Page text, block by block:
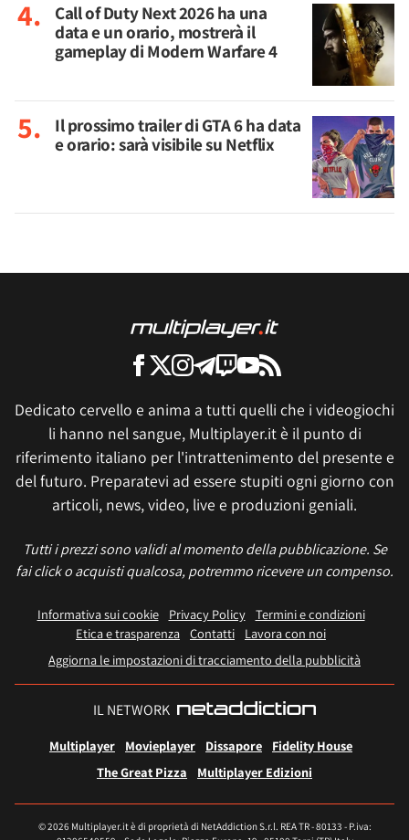
Call of Duty Next 2026 ha una
data e un orario, mostrerà il
gameplay di Modern Warfare 4
Il prossimo trailer di GTA 6 ha data
e orario: sarà visibile su Netflix
Dedicato cervello e anima a tutti quelli che i videogiochi
li hanno nel sangue, Multiplayer.it è il punto di
riferimento italiano per l'intrattenimento del presente e
del futuro. Preparatevi ad essere stupiti ogni giorno con
articoli, news, video, live e produzioni geniali.
Tutti i prezzi sono validi al momento della pubblicazione. Se
fai click o acquisti qualcosa, potremmo ricevere un compenso.
Informativa sui cookie Privacy Policy
Termini e condizioni
Etica e trasparenza Contatti
Lavora con noi
Aggiorna le impostazioni di tracciamento della pubblicità
IL NETWORK
Multiplayer Movieplayer Dissapore
Fidelity House
The Great Pizza
Multiplayer Edizioni
© 2026 Multiplayer.it è di proprietà di NetAddiction S.r.l. REA TR - 80133 - P.iva: